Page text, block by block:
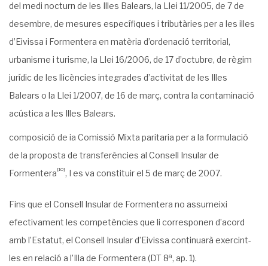
del medi nocturn de les Illes Bale­ars, la Llei 11/2005, de 7 de
desembre, de mesures específiques i tributàries per a les illes
d’Eivissa i Formentera en matèria d’ordenació territorial,
urbanisme i turisme, la Llei 16/2006, de 17 d’octubre, de règim
jurídic de les llicències integrades d’activitat de les Illes
Balears o la Llei 1/2007, de 16 de març, contra la contaminació
acústica a les Illes Balears.
composició de ia Comissió Mixta paritaria per a la formulació
de la proposta de transfe­rències al Consell Insular de
Formentera [10], I es va constituir el 5 de març de 2007.
Fins que el Consell Insular de Formentera no assumeixi
efectivament les competències que li corresponen d’acord
amb l’Estatut, el Consell Insular d’Eivissa continuarà exercint-
les en relació a l’Illa de Formentera (DT 8a, ap. 1).